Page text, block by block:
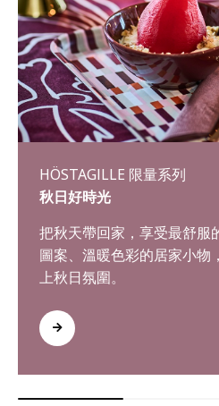
HÖSTAGILLE 限量系列
秋日好時光
把秋天帶回家，享受最舒服
圖案、溫暖色彩的居家小物
上秋日氛圍。